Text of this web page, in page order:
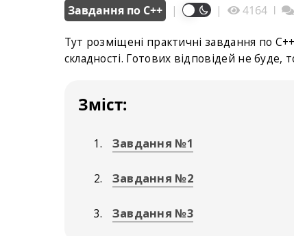
Завдання по С++ | | 4164 ǀ
Тут розміщені практичні завдання по
складності. Готових відповідей не буде,
Зміст:
Завдання №1
Завдання №2
Завдання №3